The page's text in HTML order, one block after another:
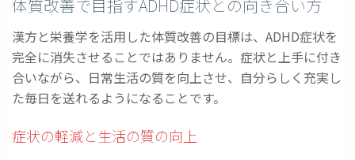
体質改善で目指すADHD症状との向き合い方
漢方と栄養学を活用した体質改善の目標は、ADHD症状を
完全に消失させることではありません。症状と上手に付き
合いながら、日常生活の質を向上させ、自分らしく充実し
た毎日を送れるようになることです。
症状の軽減と生活の質の向上